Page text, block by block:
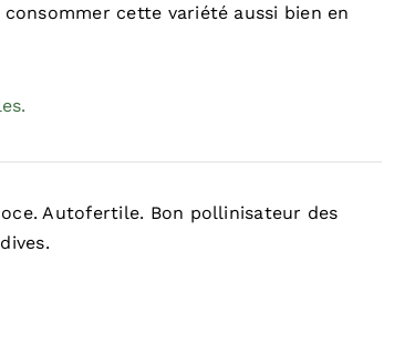
cette variété aussi bien en
Autofertile. Bon pollinisateur des